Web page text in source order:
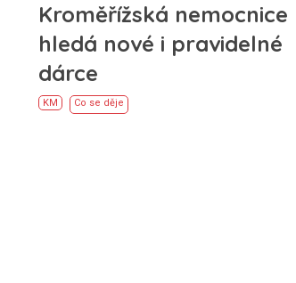
Kroměřížská nemocnice
hledá nové i pravidelné
dárce
KM Co se děje